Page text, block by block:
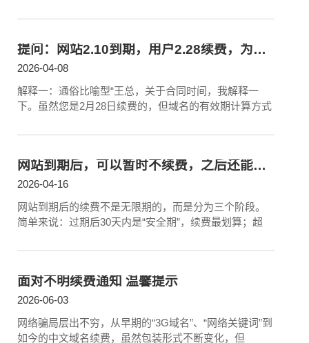
提问：网站2.10到期，用户2.28续费，为什么新合同有效期还是以2.10为时间点签订而不是2.28？
2026-04-08
解释一：通俗比喻型“王总，关于合同时间，我解释一
下。虽然您是2月28日续费的，但域名的有效期计算方式
网站到期后，可以暂时不续费，之后还能随时续上吗？
2026-04-16
网站到期后的续费不是无限期的，而是分为三个阶段。
简单来说：过期后30天内是“安全期”，续费最划算；超
面对不明续费通知 温馨提示
2026-06-03
网络骗局层出不穷，从早期的“3G域名”、“网络关键词”到
如今的中文域名续费，虽然包装形式不断变化，但